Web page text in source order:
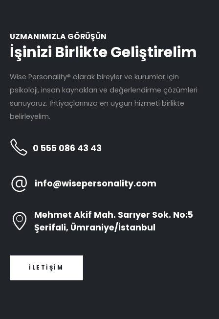
UZMANIMIZLA GÖRÜŞÜN
İşinizi Birlikte Geliştirelim
Wise Personality® olarak bireyler ve kurumlar için
psikoloji, insan kaynakları ve değerlendirme çözümleri
sunuyoruz. İhtiyaçlarınıza en uygun hizmeti birlikte
belirleyelim.
0 555 086 43 43
info@wisepersonality.com
Mehmet Akif Mah. Sarıyer Sok. No:5
Şerifali, Ümraniye/İstanbul
İLETİŞİM